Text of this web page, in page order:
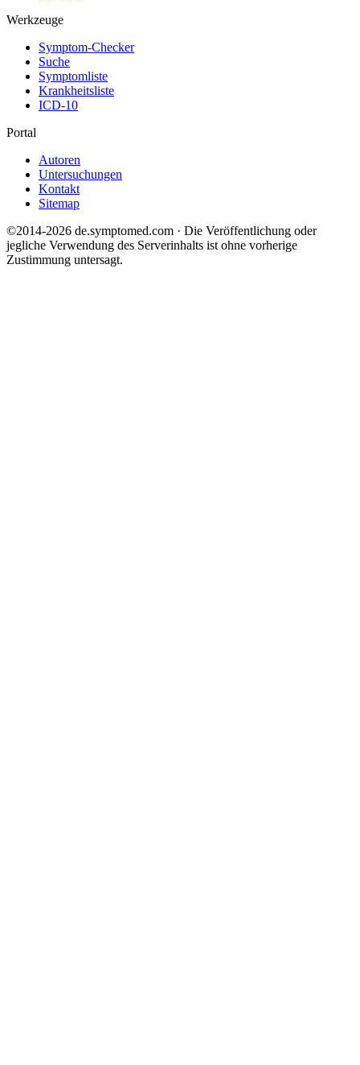
Werkzeuge
Symptom-Checker
Suche
Symptomliste
Krankheitsliste
ICD-10
Portal
Autoren
Untersuchungen
Kontakt
Sitemap
©2014-2026 de.symptomed.com · Die Veröffentlichung oder
jegliche Verwendung des Serverinhalts ist ohne vorherige
Zustimmung untersagt.